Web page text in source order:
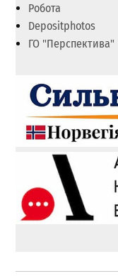
Робота
Depositphotos
ГО "Перспектива"